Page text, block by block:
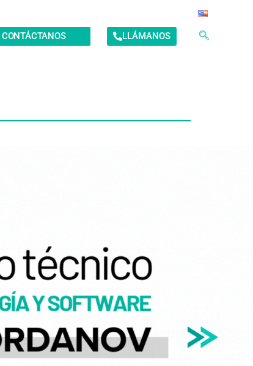
CONTÁCTANOS LLÁMANOS